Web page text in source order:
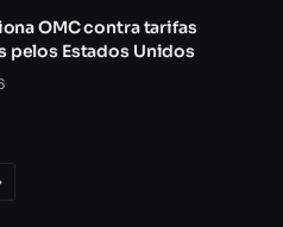
OMC contra tarifas
pelos Estados Unidos